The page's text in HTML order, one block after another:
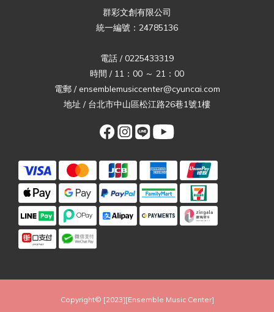
群彩文創有限公司
統一編號：24785136
電話 / 0225433319
時間 / 11：00 ～ 21：00
電郵 / ensemblemusiccenter@cyuncai.com
地址 / 台北市中山區松江路26巷1號1樓
Copyright© [2023][Ensemble Music Center]